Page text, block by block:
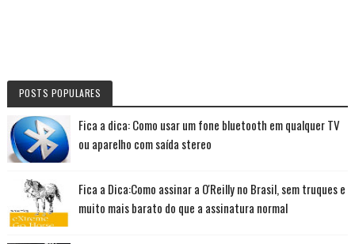
POSTS POPULARES
Fica a dica: Como usar um fone bluetooth em qualquer TV
ou aparelho com saída stereo
Fica a Dica:Como assinar a O'Reilly no Brasil, sem truques e
muito mais barato do que a assinatura normal